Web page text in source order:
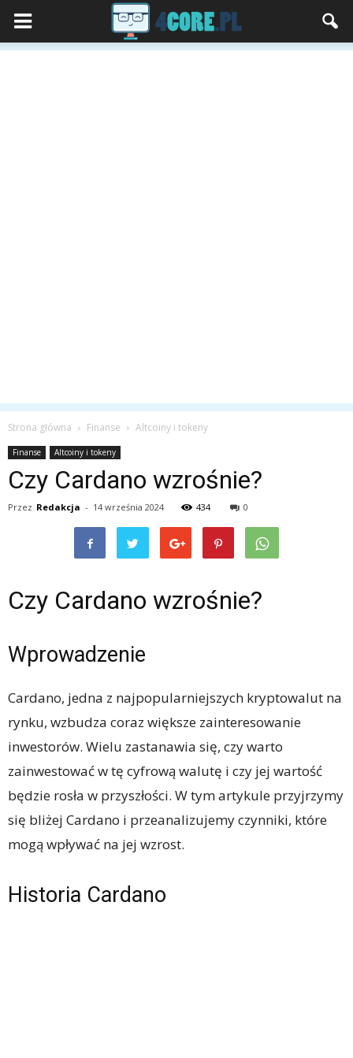
Strona główna Finanse Altcoiny i tokeny
Finanse Altcoiny i tokeny
Czy Cardano wzrośnie?
Przez Redakcja - 14 września 2024 434 0
Czy Cardano wzrośnie?
Wprowadzenie
Cardano, jedna z najpopularniejszych kryptowalut na
rynku, wzbudza coraz większe zainteresowanie
inwestorów. Wielu zastanawia się, czy warto
zainwestować w tę cyfrową walutę i czy jej wartość
będzie rosła w przyszłości. W tym artykule przyjrzymy
się bliżej Cardano i przeanalizujemy czynniki, które
mogą wpływać na jej wzrost.
Historia Cardano